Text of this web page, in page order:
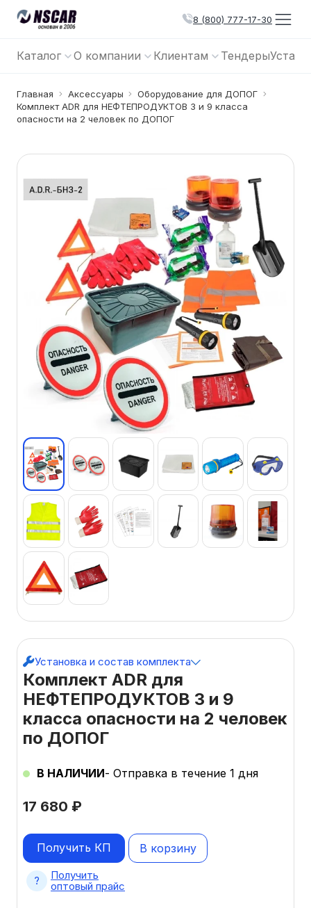
8 (800) 777-17-30
Каталог О компании Клиентам Тендеры
Главная Аксессуары
Оборудование для ДОПОГ
Комплект ADR для НЕФТЕПРОДУКТОВ 3 и 9 класса
опасности на 2 человек по ДОПОГ
Комплект ADR для
НЕФТЕПРОДУКТОВ 3 и 9
класса опасности на 2 человек
по ДОПОГ
17 680 ₽
В НАЛИЧИИ- Отправка в течение 1 дня
Установка и состав комплекта
В корзину
Получить КП
Получить
оптовый прайс